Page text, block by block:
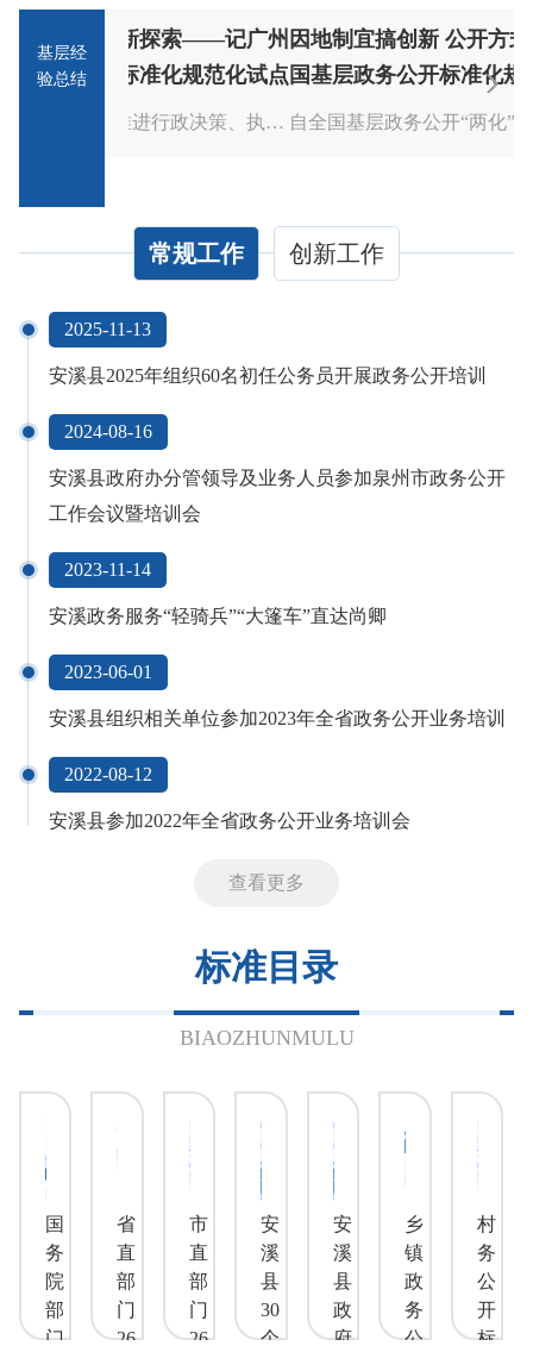
基层经
验总结
——记广州
规范化试点
因地制宜搞创新 公开方式齐争艳——全
国基层政务公开标准化规范化试点之公开
方式的万源实践
自全国基层政务公开“两化”试点工作开展以来，万源市始终坚持...
常规工作 创新工作
2025-11-13
安溪县2025年组织60名初任公务员开展政务公开培训
2024-08-16
安溪县政府办分管领导及业务人员参加泉州市政务公开
工作会议暨培训会
2023-11-14
安溪政务服务“轻骑兵”“大篷车”直达尚卿
2023-06-01
安溪县组织相关单位参加2023年全省政务公开业务培训
2022-08-12
安溪县参加2022年全省政务公开业务培训会
查看更多
标准目录
BIAOZHUNMULU
国
务
院
部
门
省
直
部
门
26
市
直
部
门
26
安
溪
县
30
个
安
溪
县
政
府
乡
镇
政
务
公
村
务
公
开
标